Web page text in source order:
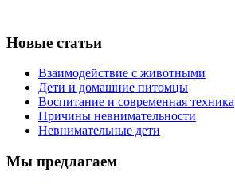
Новые статьи
Взаимодействие с животными
Дети и домашние питомцы
Воспитание и современная техника
Причины невнимательности
Невнимательные дети
Мы предлагаем